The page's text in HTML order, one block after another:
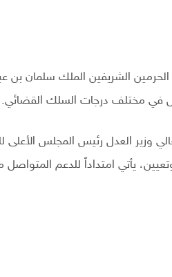
في مختلف درجات السلك القضائي.
وزير العدل رئيس المجلس الأعلى
يأتي امتداداً للدعم